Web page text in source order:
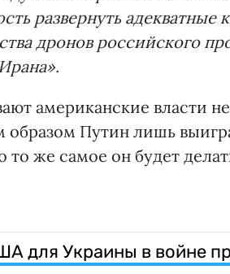
развернуть адекватные
дронов российского
американские власти
образом Путин лишь
то же самое он будет
для Украины в войне